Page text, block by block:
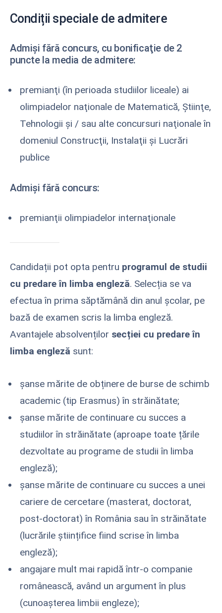
Condiții speciale de admitere
Admişi fără concurs, cu bonificaţie de 2
puncte la media de admitere:
premianţi (în perioada studiilor liceale) ai
olimpiadelor naţionale de Matematică, Ştiinţe,
Tehnologii şi / sau alte concursuri naţionale în
domeniul Construcţii, Instalaţii şi Lucrări
publice
Admişi fără concurs:
premianţii olimpiadelor internaţionale
Candidații pot opta pentru programul de studii
cu predare în limba engleză. Selecția se va
efectua în prima săptămână din anul şcolar, pe
bază de examen scris la limba engleză.
Avantajele absolvenților secției cu predare în
limba engleză sunt:
şanse mărite de obținere de burse de schimb
academic (tip Erasmus) în străinătate;
şanse mărite de continuare cu succes a
studiilor în străinătate (aproape toate țările
dezvoltate au programe de studii în limba
engleză);
şanse mărite de continuare cu succes a unei
cariere de cercetare (masterat, doctorat,
post-doctorat) în România sau în străinătate
(lucrările științifice fiind scrise în limba
engleză);
angajare mult mai rapidă într-o companie
românească, având un argument în plus
(cunoașterea limbii engleze);